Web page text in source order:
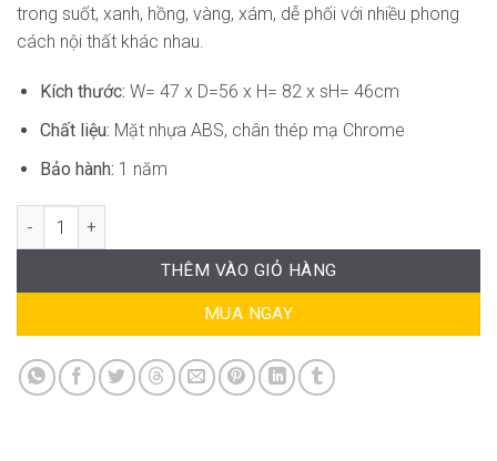
trong suốt, xanh, hồng, vàng, xám, dễ phối với nhiều phong
cách nội thất khác nhau.
Kích thước: W= 47 x D=56 x H= 82 x sH= 46cm
Chất liệu: Mặt nhựa ABS, chân thép mạ Chrome
Bảo hành: 1 năm
Ghế Cafe Nhựa Trong Hiện Đại HS-WC011 số lượng
THÊM VÀO GIỎ HÀNG
MUA NGAY